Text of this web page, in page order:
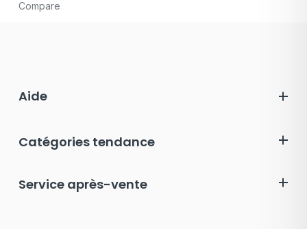
Compare
Aide
Catégories tendance
Service après-vente